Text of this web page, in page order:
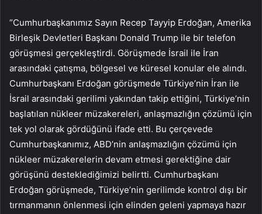
“Cumhurbaşkanımız Sayın Recep Tayyip Erdoğan, Amerika
Birleşik Devletleri Başkanı Donald Trump ile bir telefon
görüşmesi gerçekleştirdi. Görüşmede İsrail ile İran
arasındaki çatışma, bölgesel ve küresel konular ele alındı.
Cumhurbaşkanı Erdoğan görüşmede Türkiye’nin İran ile
İsrail arasındaki gerilimi yakından takip ettiğini, Türkiye’nin
başlatılan nükleer müzakereleri, anlaşmazlığın çözümü için
tek yol olarak gördüğünü ifade etti. Bu çerçevede
Cumhurbaşkanımız, ABD’nin anlaşmazlığın çözümü için
nükleer müzakerelerin devam etmesi gerektiğine dair
görüşünü desteklediğimizi belirtti. Cumhurbaşkanı
Erdoğan görüşmede, Türkiye’nin gerilimde kontrol dışı bir
tırmanmanın önlenmesi için elinden geleni yapmaya hazır